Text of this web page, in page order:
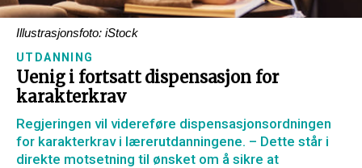
Illustrasjonsfoto: iStock
UTDANNING
Uenig i fortsatt dispensasjon for
karakterkrav
Regjeringen vil videreføre dispensasjonsordningen
for karakterkrav i lærerutdanningene. – Dette står i
direkte motsetning til ønsket om å sikre at